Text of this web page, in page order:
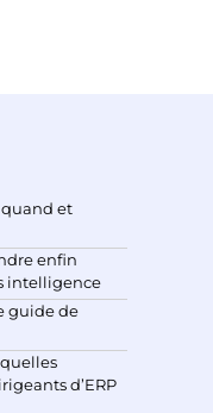
quand et
enfin
intelligence
guide de
d’ERP